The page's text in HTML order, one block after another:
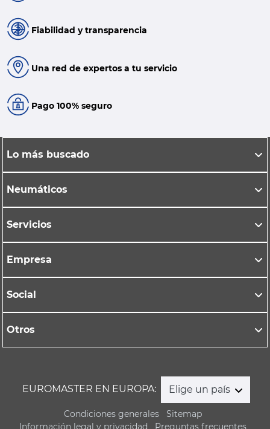
Fiabilidad y transparencia
Una red de expertos a tu servicio
Pago 100% seguro
Lo más buscado
Neumáticos
Servicios
Empresa
Social
Otros
EUROMASTER EN EUROPA: Elige un país
Condiciones generales
Sitemap
Información legal y privacidad
Preguntas frecuentes